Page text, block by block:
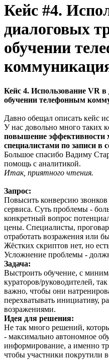
Кейс #4.
диалоговых
обучении
Кейс 4. Использование VR
обучении телефонным
Давно обещал описать кейс
У нас довольно много таких
повышение эффективности
специалистами по записи в
Большое спасибо Вадиму
помощь с аналитикой.
Итак, приятного чтения.
Запрос:
Повысить конверсию
сервиса. Суть проблемы -
конкретный вопрос
цены. Специалисты,
отработать возражения или
Жёстких скриптов нет, но
Усложнение проблемы -
Задача:
Выстроить обучение, с
кураторов/руководителей,
важно, чтобы они
перехватывать инициативу,
возражениями.
Идея для решения:
Не так много решений,
- максимально автономное
информирование, а именно
чтобы участники покрутили